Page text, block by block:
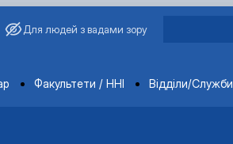
Для людей з вадами зору
Факультети / ННІ Відділи/Служби